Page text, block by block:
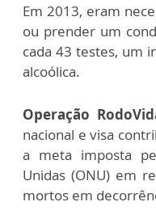
Em 2013, eram
ou prender um
cada 43 testes, um
alcoólica.
Operação
nacional e visa
a meta imposta
Unidas (ONU) em
mortos em